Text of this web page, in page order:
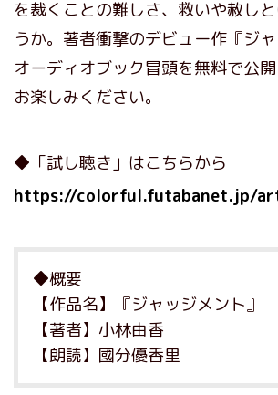
を裁くことの難しさ、救いや赦し
うか。著者衝撃のデビュー作『ジ
オーディオブック冒頭を無料で公開
お楽しみください。
◆「試し聴き」はこちらから
https://colorful.futabanet.jp/
◆概要
【作品名】『ジャッジメント』
【著者】小林由香
【朗読】國分優香里